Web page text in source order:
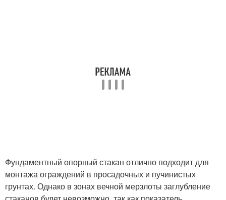
Фундаментный опорный стакан отлично подходит для
монтажа ограждений в просадочных и пучинистых
грунтах. Однако в зонах вечной мерзлоты заглубление